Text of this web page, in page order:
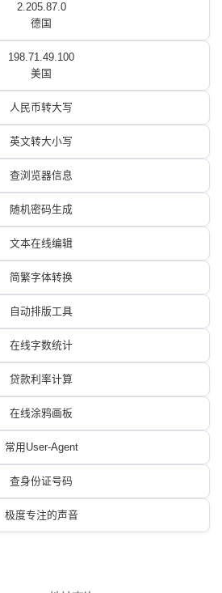
2.205.87.0
德国
198.71.49.100
美国
人民币转大写
英文转大小写
查浏览器信息
随机密码生成
文本在线编辑
简繁字体转换
自动排版工具
在线字数统计
贷款利率计算
在线涂鸦画板
常用User-Agent
查身份证号码
极度专注的声音